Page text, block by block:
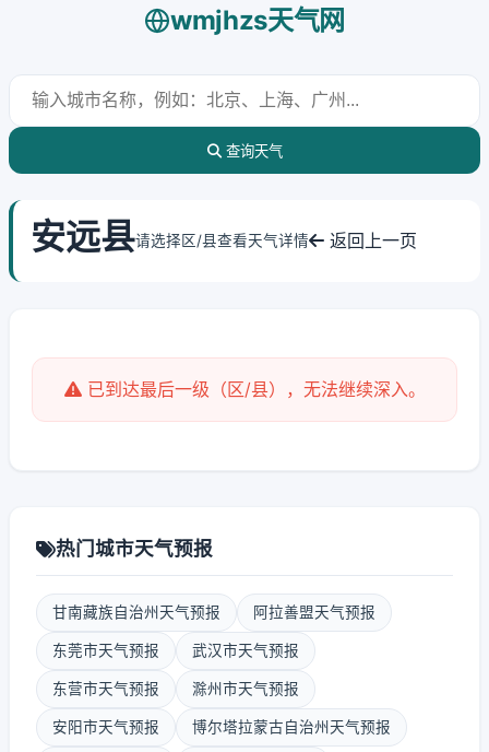
wmjhzs天气网
查询天气
安远县请选择区/县查看天气详情 返回上一页
已到达最后一级（区/县），无法继续深入。
热门城市天气预报
甘南藏族自治州天气预报 阿拉善盟天气预报
东莞市天气预报 武汉市天气预报
东营市天气预报 滁州市天气预报
安阳市天气预报 博尔塔拉蒙古自治州天气预报